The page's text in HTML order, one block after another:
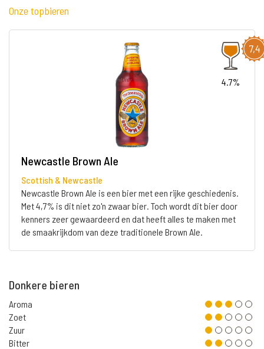
Onze topbieren
7,4
4.7%
Newcastle Brown Ale
Scottish & Newcastle
Newcastle Brown Ale is een bier met een rijke geschiedenis.
Met 4,7% is dit niet zo'n zwaar bier. Toch wordt dit bier door
kenners zeer gewaardeerd en dat heeft alles te maken met
de smaakrijkdom van deze traditionele Brown Ale.
Donkere bieren
Aroma
Zoet
Zuur
Bitter